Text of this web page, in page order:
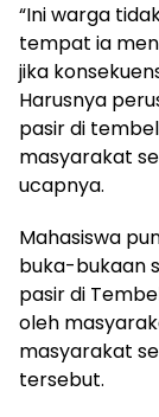
“Ini warga
tempat ia
jika
Harusnya
pasir di
masyarakat
ucapnya.
Mahasiswa
buka-bukaan
pasir di
oleh
masyarakat
tersebut.